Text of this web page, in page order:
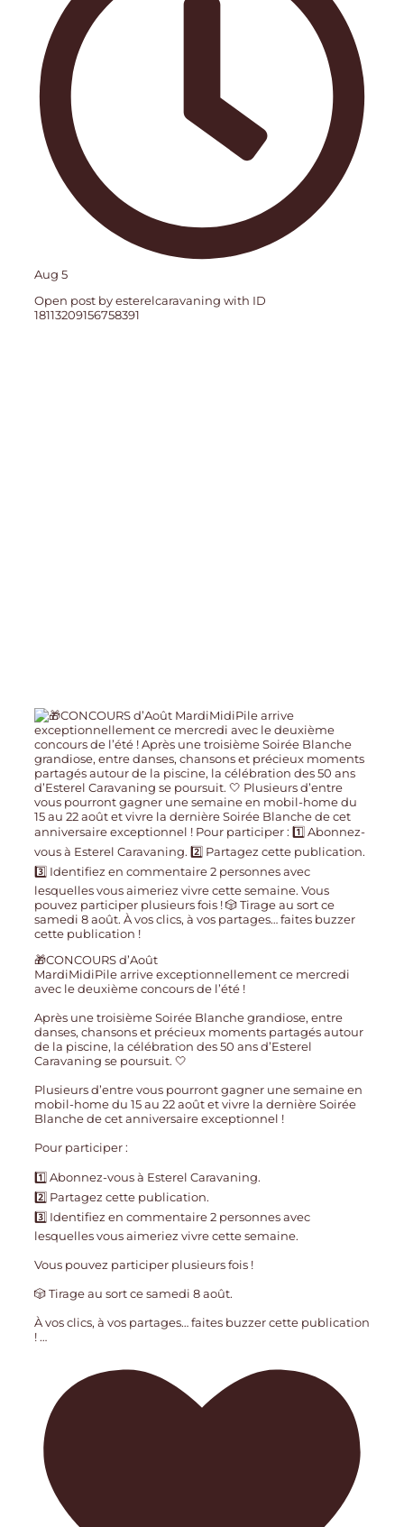
Aug 5
Open post by esterelcaravaning with ID
18113209156758391
🎁CONCOURS d’Août
MardiMidiPile arrive exceptionnellement ce mercredi
avec le deuxième concours de l’été !
Après une troisième Soirée Blanche grandiose, entre
danses, chansons et précieux moments partagés autour
de la piscine, la célébration des 50 ans d’Esterel
Caravaning se poursuit. 🤍
Plusieurs d’entre vous pourront gagner une semaine en
mobil-home du 15 au 22 août et vivre la dernière Soirée
Blanche de cet anniversaire exceptionnel !
Pour participer :
1️⃣ Abonnez-vous à Esterel Caravaning.
2️⃣ Partagez cette publication.
3️⃣ Identifiez en commentaire 2 personnes avec
lesquelles vous aimeriez vivre cette semaine.
Vous pouvez participer plusieurs fois !
🎲 Tirage au sort ce samedi 8 août.
À vos clics, à vos partages… faites buzzer cette publication
! …